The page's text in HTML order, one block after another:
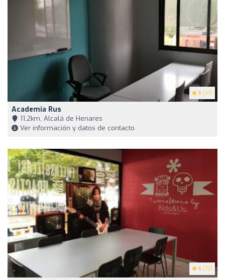
5 (37)
Academia Rus
11,2km, Alcalá de Henares
Ver información y datos de contacto
5 (72)